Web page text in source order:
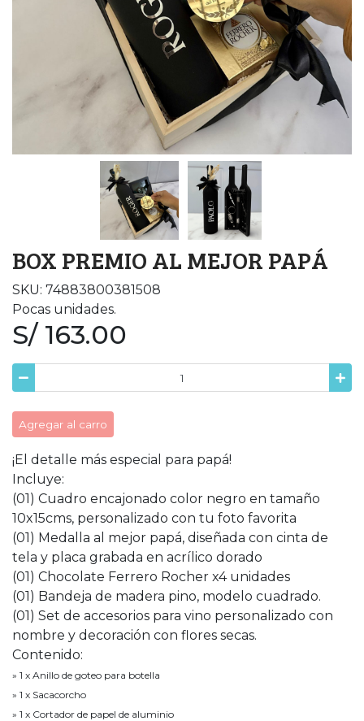
BOX PREMIO AL MEJOR PAPÁ
SKU: 74883800381508
Pocas unidades.
S/ 163.00
Agregar al carro
¡El detalle más especial para papá!
Incluye:
(01) Cuadro encajonado color negro en tamaño
10x15cms, personalizado con tu foto favorita
(01) Medalla al mejor papá, diseñada con cinta de
tela y placa grabada en acrílico dorado
(01) Chocolate Ferrero Rocher x4 unidades
(01) Bandeja de madera pino, modelo cuadrado.
(01) Set de accesorios para vino personalizado con
nombre y decoración con flores secas.
Contenido:
» 1 x Anillo de goteo para botella
» 1 x Sacacorcho
» 1 x Cortador de papel de aluminio